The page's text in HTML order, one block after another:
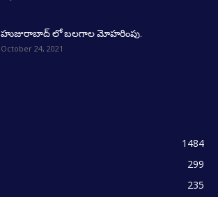
హుజురాబాద్ లో బలగాల మోహరింపు.
October 24, 2021
1484
299
235